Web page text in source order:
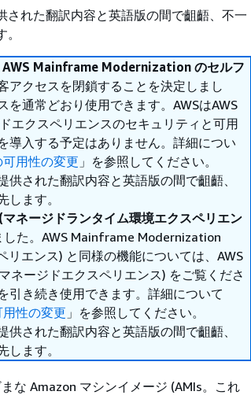
れた翻訳内容と英語版の間で齟齬、不一
AWS Mainframe Modernization のセルフ
アクセスを閉鎖することを決定しまし
通常どおり使用できます。AWSはAWS
クスペリエンスのセキュリティと可用
導入する予定はありません。詳細につい
用性の変更 」を参照してください。
された翻訳内容と英語版の間で齟齬、
ます。
ージドランタイム環境エクスペリエン
た。AWS Mainframe Modernization
エンス) と同様の機能については、AWS
ージドエクスペリエンス) をご覧くださ
引き続き使用できます。詳細について
性の変更 」を参照してください。
された翻訳内容と英語版の間で齟齬、
ます。
な Amazon マシンイメージ (AMIs。これ